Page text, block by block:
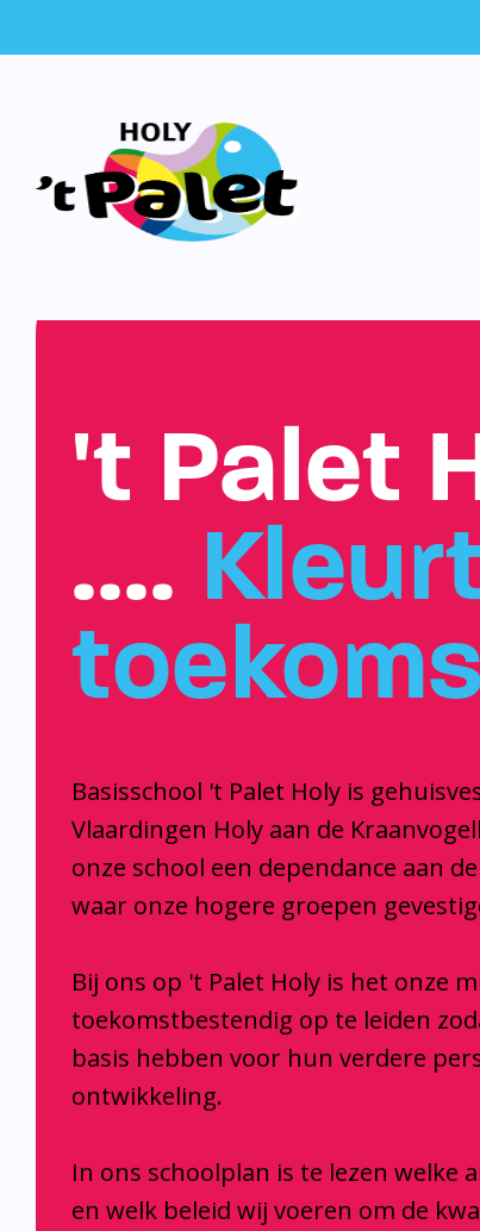
't Palet
….
Basisschool 't Palet Holy is
Vlaardingen Holy aan de
onze school een dependance aan
waar onze hogere groepen
Bij ons op 't Palet Holy is het onze
toekomstbestendig op te leiden
basis hebben voor hun verdere
ontwikkeling.
In ons schoolplan is te lezen welke
en welk beleid wij voeren om de